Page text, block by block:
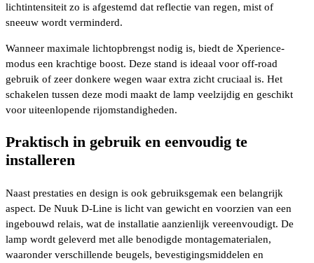
lichtintensiteit zo is afgestemd dat reflectie van regen, mist of
sneeuw wordt verminderd.
Wanneer maximale lichtopbrengst nodig is, biedt de Xperience-
modus een krachtige boost. Deze stand is ideaal voor off-road
gebruik of zeer donkere wegen waar extra zicht cruciaal is. Het
schakelen tussen deze modi maakt de lamp veelzijdig en geschikt
voor uiteenlopende rijomstandigheden.
Praktisch in gebruik en eenvoudig te
installeren
Naast prestaties en design is ook gebruiksgemak een belangrijk
aspect. De Nuuk D-Line is licht van gewicht en voorzien van een
ingebouwd relais, wat de installatie aanzienlijk vereenvoudigt. De
lamp wordt geleverd met alle benodigde montagematerialen,
waaronder verschillende beugels, bevestigingsmiddelen en